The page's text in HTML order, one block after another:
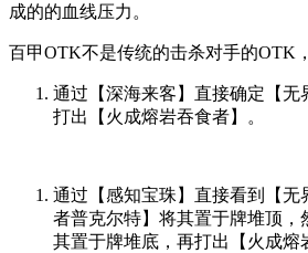
成的的血线压力。
百甲OTK不是传统的击杀对手的OTK
通过【深海来客】直接确定【无
打出【火成熔岩吞食者】。
通过【感知宝珠】直接看到【无
者普克尔特】将其置于牌堆顶，
其置于牌堆底，再打出【火成熔